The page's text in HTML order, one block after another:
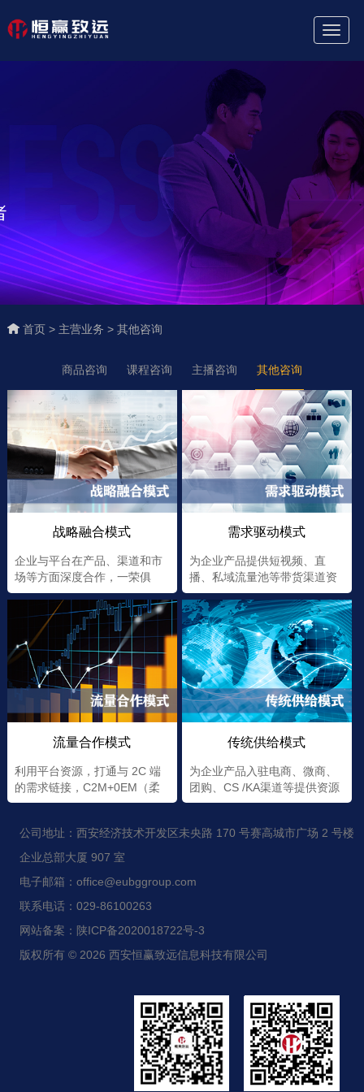
首页 > 主营业务 > 其他咨询
商品咨询 课程咨询 主播咨询 其他咨询
战略融合模式
企业与平台在产品、渠道和市
场等方面深度合作，一荣俱
荣，一损俱损
需求驱动模式
为企业产品提供短视频、直
播、私域流量池等带货渠道资
源
流量合作模式
利用平台资源，打通与 2C 端
的需求链接，C2M+0EM（柔
性+定制）
传统供给模式
为企业产品入驻电商、微商、
团购、CS /KA渠道等提供资源
公司地址：西安经济技术开发区未央路 170 号赛高城市广场 2 号楼
企业总部大厦 907 室
电子邮箱：office@eubggroup.com
联系电话：029-86100263
网站备案：陕ICP备2020018722号-3
版权所有 © 2026 西安恒赢致远信息科技有限公司